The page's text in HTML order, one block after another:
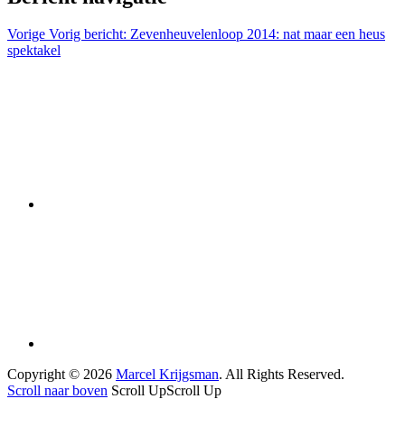
Vorige Vorig bericht: Zevenheuvelenloop 2014: nat maar een heus
spektakel
Copyright © 2026 Marcel Krijgsman. All Rights Reserved.
Scroll naar boven Scroll UpScroll Up